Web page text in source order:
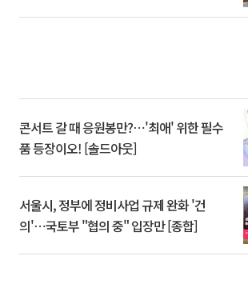
콘서트 갈 때 응원봉만?⋯'최애' 위한 필수
품 등장이오! [솔드아웃]
서울시, 정부에 정비사업 규제 완화 '건
의'⋯국토부 "협의 중" 입장만 [종합]